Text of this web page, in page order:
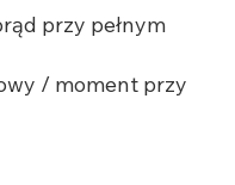
przy pełnym
/ moment przy